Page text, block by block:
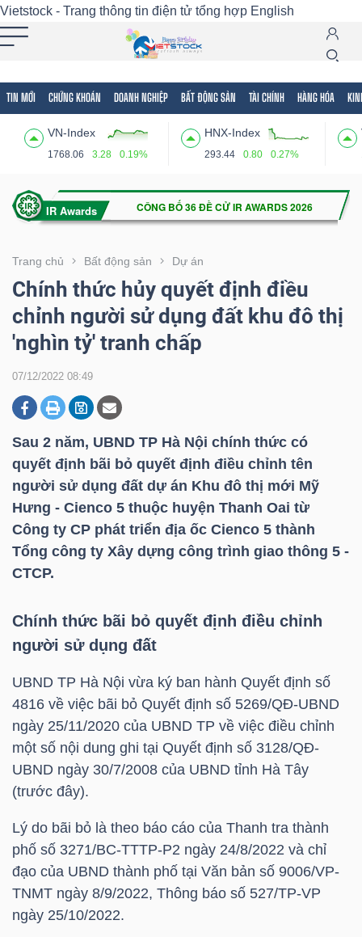
Vietstock - Trang thông tin điện tử tổng hợp English
TIN MỚI CHỨNG KHOÁN DOANH NGHIỆP BẤT ĐỘNG SẢN TÀI CHÍNH HÀNG HÓA
VN-Index
1768.06 3.28 0.19%
HNX-Index
293.44 0.80 0.27%
Trang chủ Bất động sản Dự án
Chính thức hủy quyết định điều
chỉnh người sử dụng đất khu đô thị
'nghìn tỷ' tranh chấp
07/12/2022 08:49
Sau 2 năm, UBND TP Hà Nội chính thức có
quyết định bãi bỏ quyết định điều chỉnh tên
người sử dụng đất dự án Khu đô thị mới Mỹ
Hưng - Cienco 5 thuộc huyện Thanh Oai từ
Công ty CP phát triển địa ốc Cienco 5 thành
Tổng công ty Xây dựng công trình giao thông 5 -
CTCP.
Chính thức bãi bỏ quyết định điều chỉnh
người sử dụng đất
UBND TP Hà Nội vừa ký ban hành Quyết định số
4816 về việc bãi bỏ Quyết định số 5269/QĐ-UBND
ngày 25/11/2020 của UBND TP về việc điều chỉnh
một số nội dung ghi tại Quyết định số 3128/QĐ-
UBND ngày 30/7/2008 của UBND tỉnh Hà Tây
(trước đây).
Lý do bãi bỏ là theo báo cáo của Thanh tra thành
phố số 3271/BC-TTTP-P2 ngày 24/8/2022 và chỉ
đạo của UBND thành phố tại Văn bản số 9006/VP-
TNMT ngày 8/9/2022, Thông báo số 527/TP-VP
ngày 25/10/2022.
Tất cả Tính năng Ngành Mã chứng khoán
Tính
(-)
VIETSTOCK
CHỨNG
KHOÁN
DOANH
NGHIỆP
BẤT
ĐỘNG
SẢN
HÀNG
HÓA
KINH
TẾ